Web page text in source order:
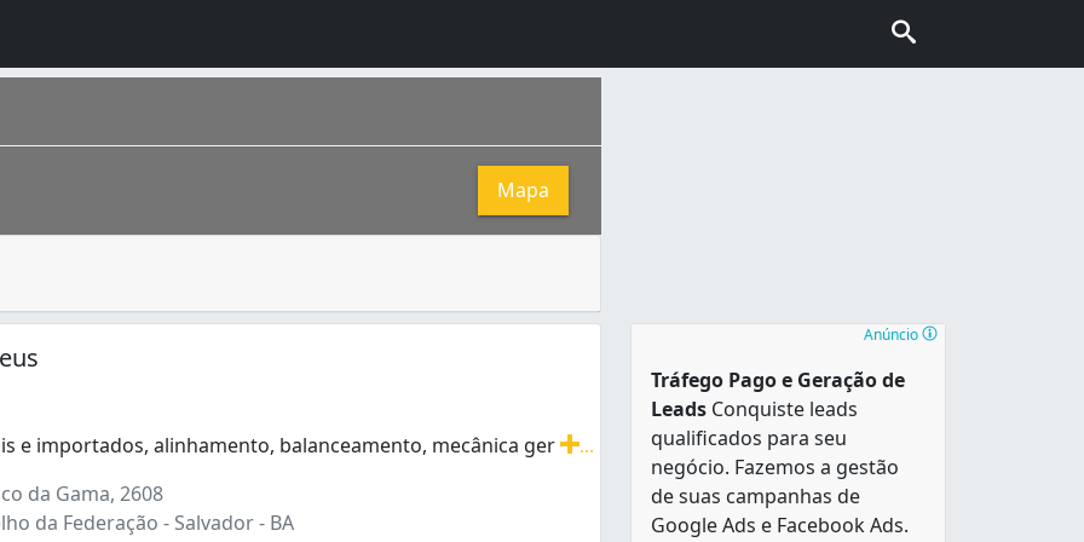
Mapa
(20)
a primeira capital do Brasil . Um dos marcos de sua fundação é a Fortaleza de Santo Antônio . Chamado
e importados, alinhamento, balanceamento, mecânica ger
e importados, alinhamento, balanceamento, mecânica geral, conserto de rodas.
da Gama, 2608
da Federação - Salvador - BA
Anúncio
Tráfego Pago e Geração de
Leads Conquiste leads
qualificados para seu
negócio. Fazemos a gestão
de suas campanhas de
Google Ads e Facebook Ads.